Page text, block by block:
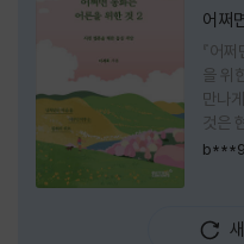
어쩌
『어
을 위
만나
것은
른다.
효율
b***9